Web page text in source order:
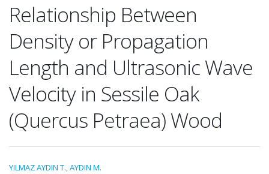
Relationship Between
Density or Propagation
Length and Ultrasonic Wave
Velocity in Sessile Oak
(Quercus Petraea) Wood
YILMAZ AYDIN T.,AYDIN M.